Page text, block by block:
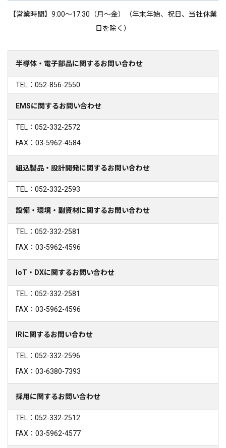
【営業時間】9:00～17:30（月～金）（年末年始、祝日、当社休業
日を除く）
半導体・電子部品に関するお問い合わせ
TEL：052-856-2550
EMSに関するお問い合わせ
TEL：052-332-2572
FAX：03-5962-4584
組込製品・設計開発に関するお問い合わせ
TEL：052-332-2593
設備・環境・副資材に関するお問い合わせ
TEL：052-332-2581
FAX：03-5962-4596
IoT・DXに関するお問い合わせ
TEL：052-332-2581
FAX：03-5962-4596
IRに関するお問い合わせ
TEL：052-332-2596
FAX：03-6380-7393
採用に関するお問い合わせ
TEL：052-332-2512
FAX：03-5962-4577